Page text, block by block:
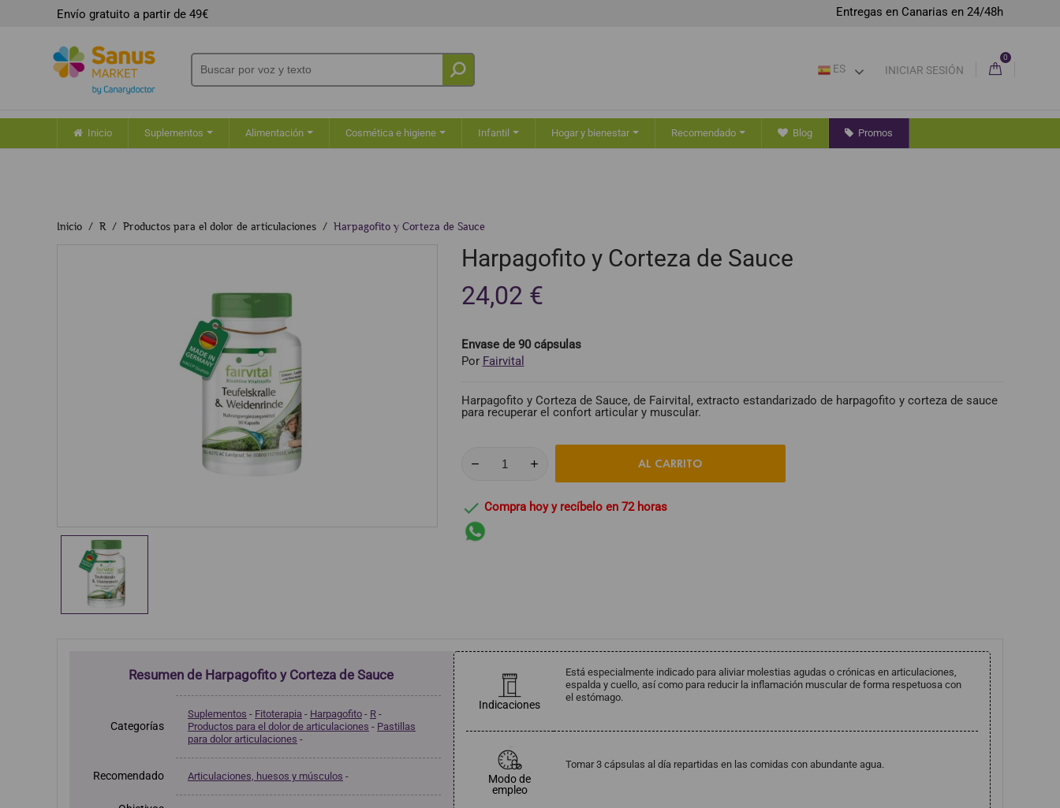
Envío gratuito a partir de 49€ Entregas en Canarias en 24/48h
ES INICIAR SESIÓN
0
Inicio Suplementos Alimentación Cosmética e higiene Infantil Hogar y bienestar Recomendado Blog Promos
Inicio R Productos para el dolor de articulaciones Harpagofito y Corteza de Sauce
Harpagofito y Corteza de Sauce
24,02 €
Envase de 90 cápsulas
Por Fairvital
Harpagofito y Corteza de Sauce, de Fairvital, extracto estandarizado de harpagofito y corteza de sauce
para recuperar el confort articular y muscular.
AL CARRITO
 Compra hoy y recíbelo en 72 horas
Resumen de Harpagofito y Corteza de Sauce
Categorías
Suplementos - Fitoterapia - Harpagofito - R -
Productos para el dolor de articulaciones - Pastillas
para dolor articulaciones -
Recomendado Articulaciones, huesos y músculos -
Indicaciones
Está especialmente indicado para aliviar molestias agudas o crónicas en articulaciones,
espalda y cuello, así como para reducir la inflamación muscular de forma respetuosa con
el estómago.
Modo de
empleo
Tomar 3 cápsulas al día repartidas en las comidas con abundante agua.